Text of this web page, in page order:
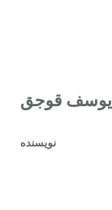
یوسف قوجق
نویسنده